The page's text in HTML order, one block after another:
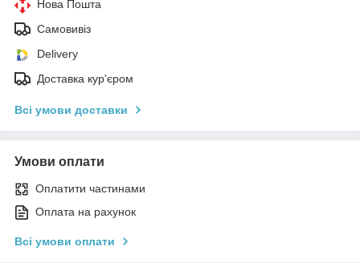
Нова Пошта
Самовивіз
Delivery
Доставка кур'єром
Всі умови доставки
Умови оплати
Оплатити частинами
Оплата на рахунок
Всі умови оплати